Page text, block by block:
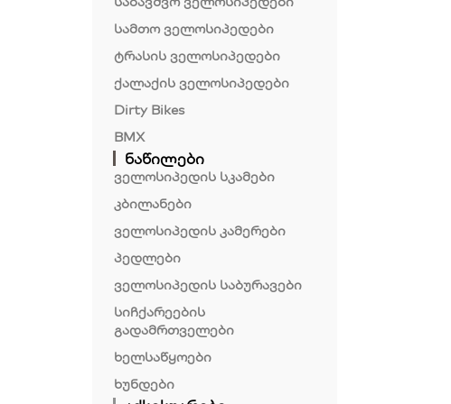
სამთო ველოსიპედები
ტრასის ველოსიპედები
ქალაქის ველოსიპედები
Dirty Bikes
BMX
ნაწილები
ველოსიპედის სკამები
კბილანები
ველოსიპედის კამერები
პედლები
ველოსიპედის საბურავები
სიჩქარეების
გადამრთველები
ხელსაწყოები
ხუნდები